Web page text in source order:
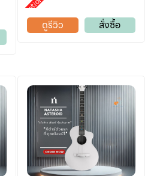
ดูรีวิว สั่งซื้อ